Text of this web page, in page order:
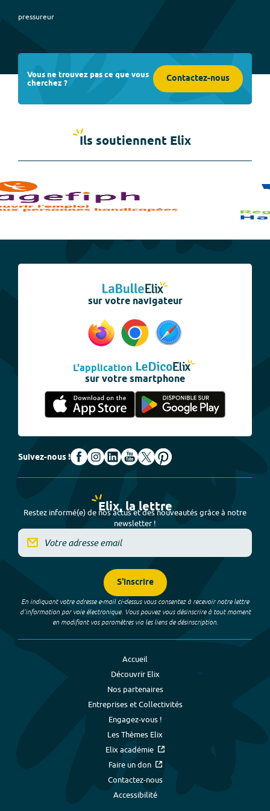
pressureur
Vous ne trouvez pas ce que vous
cherchez ? Contactez-nous
Ils soutiennent Elix
sur votre navigateur
L'application
sur votre smartphone
Suivez-nous !
Elix, la lettre
Restez informé(e) de nos actus et des nouveautés grâce à notre
newsletter !
S'inscrire
En indiquant votre adresse e-mail ci-dessus vous consentez à recevoir notre lettre
d’information par voie électronique. Vous pouvez vous désinscrire à tout moment
en modifiant vos paramètres via les liens de désinscription.
Accueil
Découvrir Elix
Nos partenaires
Entreprises et Collectivités
Engagez-vous !
Les Thèmes Elix
Elix académie
Faire un don
Contactez-nous
Accessibilité